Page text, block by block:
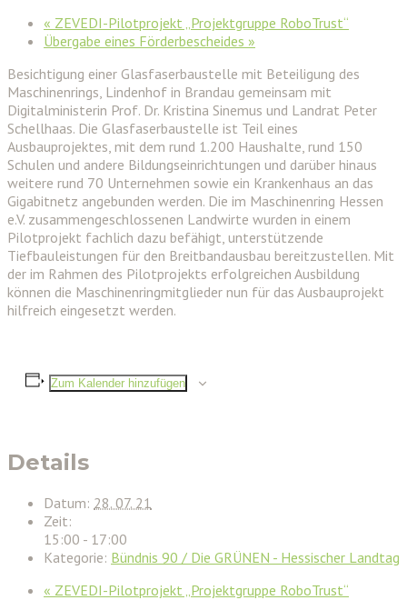
« ZEVEDI-Pilotprojekt „Projektgruppe RoboTrust“
Übergabe eines Förderbescheides »
Besichtigung einer Glasfaserbaustelle mit Beteiligung des
Maschinenrings, Lindenhof in Brandau gemeinsam mit
Digitalministerin Prof. Dr. Kristina Sinemus und Landrat Peter
Schellhaas. Die Glasfaserbaustelle ist Teil eines
Ausbauprojektes, mit dem rund 1.200 Haushalte, rund 150
Schulen und andere Bildungseinrichtungen und darüber hinaus
weitere rund 70 Unternehmen sowie ein Krankenhaus an das
Gigabitnetz angebunden werden. Die im Maschinenring Hessen
e.V. zusammengeschlossenen Landwirte wurden in einem
Pilotprojekt fachlich dazu befähigt, unterstützende
Tiefbauleistungen für den Breitbandausbau bereitzustellen. Mit
der im Rahmen des Pilotprojekts erfolgreichen Ausbildung
können die Maschinenringmitglieder nun für das Ausbauprojekt
hilfreich eingesetzt werden.
Zum Kalender hinzufügen
Details
Datum: 28. 07. 21
Zeit:
15:00 - 17:00
Kategorie: Bündnis 90 / Die GRÜNEN - Hessischer Landtag
« ZEVEDI-Pilotprojekt „Projektgruppe RoboTrust“